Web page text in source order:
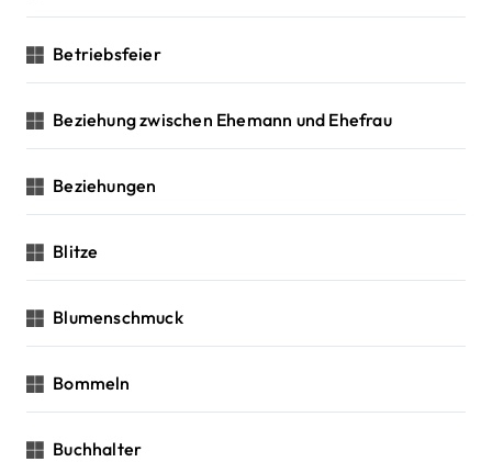
Betriebsfeier
Beziehung zwischen Ehemann und Ehefrau
Beziehungen
Blitze
Blumenschmuck
Bommeln
Buchhalter